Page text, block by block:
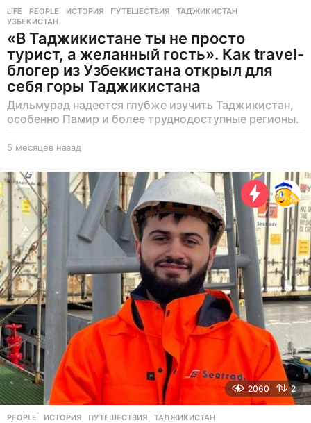
LIFE ,PEOPLE ИСТОРИЯ ,ПУТЕШЕСТВИЯ ,ТАДЖИКИСТАН
УЗБЕКИСТАН
«В Таджикистане ты не просто
турист, а желанный гость». Как travel-
блогер из Узбекистана открыл для
себя горы Таджикистана
Дильмурад надеется глубже изучить Таджикистан,
особенно Памир и более труднодоступные регионы.
5 месяцев назад
е
с
я
ц
в
а
з
а
д
2060 2
PEOPLE ИСТОРИЯ ,ПУТЕШЕСТВИЯ ,ТАДЖИКИСТАН